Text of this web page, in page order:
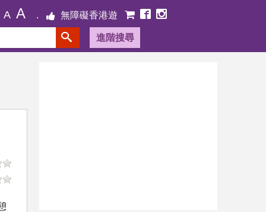
A A 無障礙香港遊
進階搜尋